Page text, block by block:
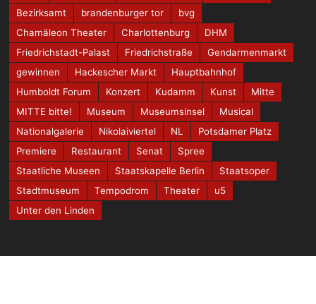
Bezirksamt
brandenburger tor
bvg
Chamäleon Theater
Charlottenburg
DHM
Friedrichstadt-Palast
Friedrichstraße
Gendarmenmarkt
gewinnen
Hackescher Markt
Hauptbahnhof
Humboldt Forum
Konzert Kudamm Kunst
Mitte
MITTE bitte!
Museum Museumsinsel
Musical
Nationalgalerie
Nikolaiviertel NL
Potsdamer Platz
Premiere
Restaurant Senat
Spree
Staatliche Museen
Staatskapelle Berlin
Staatsoper
Stadtmuseum
Tempodrom Theater
u5
Unter den Linden